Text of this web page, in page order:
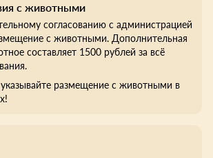
с животными
согласованию с администрацией
с животными. Дополнительная
составляет 1500 рублей за всё
размещение с животными в